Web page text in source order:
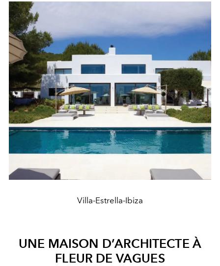
Villa-Estrella-Ibiza
UNE MAISON D’ARCHITECTE À
FLEUR DE VAGUES